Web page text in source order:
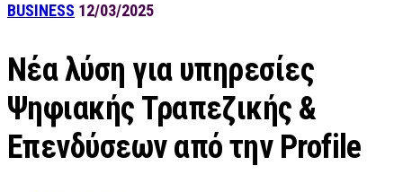
BUSINESS 12/03/2025
Νέα λύση για υπηρεσίες
Ψηφιακής Τραπεζικής &
Επενδύσεων από την Profile